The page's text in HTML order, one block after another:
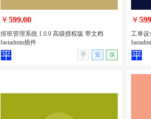
无演示
￥599.00
排班管理系统 1.0.0 高级授权版 带文档
fastadmin插件
手
安 保
￥
工单设